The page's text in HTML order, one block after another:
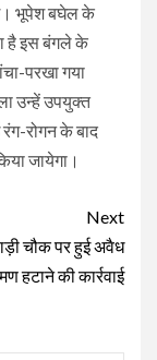
भूपेश बघेल के
है इस बंगले के
परखा गया
उन्हें उपयुक्त
रोगन के बाद
जायेगा।
Next
चौक पर हुई अवैध
हटाने की कार्रवाई